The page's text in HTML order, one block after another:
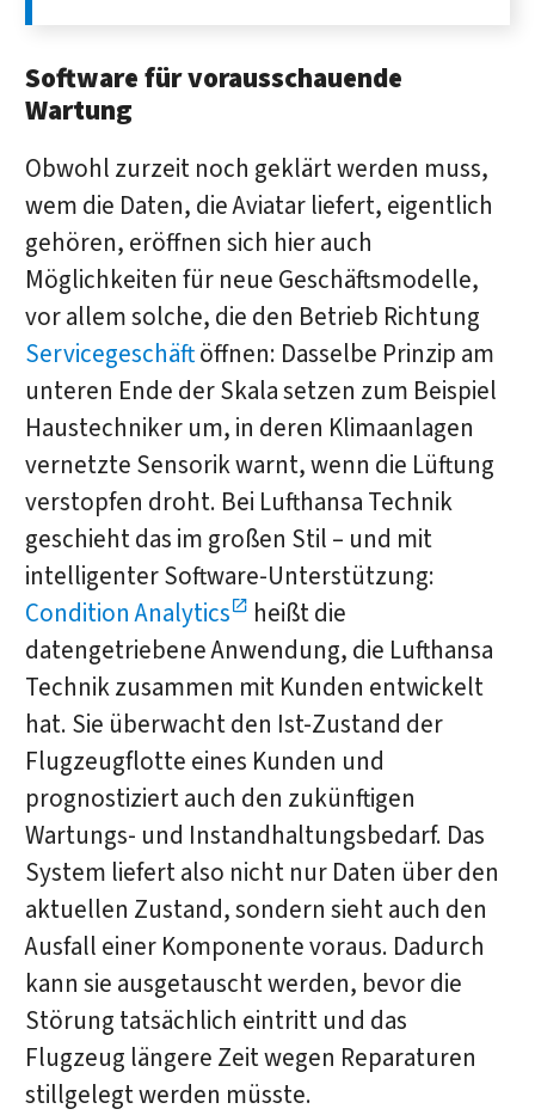
Software für vorausschauende
Wartung
Obwohl zurzeit noch geklärt werden muss,
wem die Daten, die Aviatar liefert, eigentlich
gehören, eröffnen sich hier auch
Möglichkeiten für neue Geschäftsmodelle,
vor allem solche, die den Betrieb Richtung
Servicegeschäftöffnen: Dasselbe Prinzip am
unteren Ende der Skala setzen zum Beispiel
Haustechniker um, in deren Klimaanlagen
vernetzte Sensorik warnt, wenn die Lüftung
verstopfen droht. Bei Lufthansa Technik
geschieht das im großen Stil – und mit
intelligenter Software-Unterstützung:
Condition Analytics
heißt die
datengetriebene Anwendung, die Lufthansa
Technik zusammen mit Kunden entwickelt
hat. Sie überwacht den Ist-Zustand der
Flugzeugflotte eines Kunden und
prognostiziert auch den zukünftigen
Wartungs- und Instandhaltungsbedarf. Das
System liefert also nicht nur Daten über den
aktuellen Zustand, sondern sieht auch den
Ausfall einer Komponente voraus. Dadurch
kann sie ausgetauscht werden, bevor die
Störung tatsächlich eintritt und das
Flugzeug längere Zeit wegen Reparaturen
stillgelegt werden müsste.